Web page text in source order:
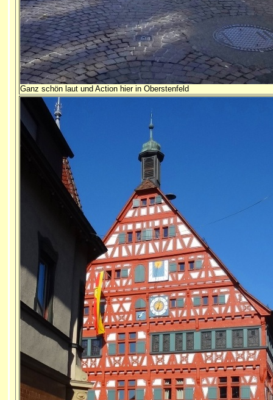
Ganz schön laut und Action hier in Oberstenfeld